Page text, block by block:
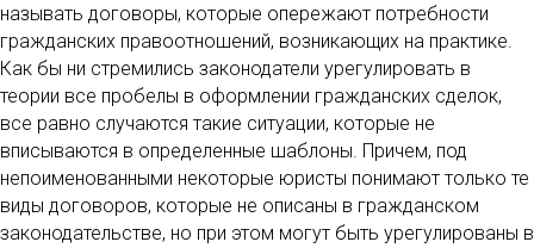
называть договоры, которые опережают потребности
гражданских правоотношений, возникающих на практике.
Как бы ни стремились законодатели урегулировать в
теории все пробелы в оформлении гражданских сделок,
все равно случаются такие ситуации, которые не
вписываются в определенные шаблоны. Причем, под
непоименованными некоторые юристы понимают только те
виды договоров, которые не описаны в гражданском
законодательстве, но при этом могут быть урегулированы в